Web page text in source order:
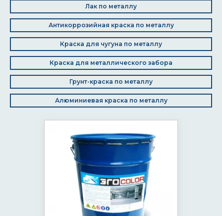
Лак по металлу
Антикоррозийная краска по металлу
Краска для чугуна по металлу
Краска для металлического забора
Грунт-краска по металлу
Алюминиевая краска по металлу